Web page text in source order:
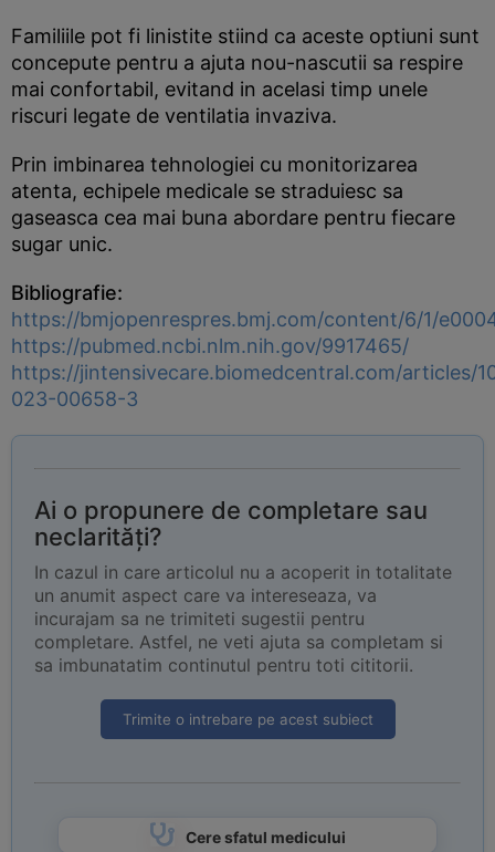
Familiile pot fi linistite stiind ca aceste optiuni sunt
concepute pentru a ajuta nou-nascutii sa respire
mai confortabil, evitand in acelasi timp unele
riscuri legate de ventilatia invaziva.
Prin imbinarea tehnologiei cu monitorizarea
atenta, echipele medicale se straduiesc sa
gaseasca cea mai buna abordare pentru fiecare
sugar unic.
Bibliografie:
https://bmjopenrespres.bmj.com/content/6/1/
https://pubmed.ncbi.nlm.nih.gov/9917465/
https://jintensivecare.biomedcentral.com/articles/
023-00658-3
Ai o propunere de completare sau
neclarități?
In cazul in care articolul nu a acoperit in totalitate
un anumit aspect care va intereseaza, va
incurajam sa ne trimiteti sugestii pentru
completare. Astfel, ne veti ajuta sa completam si
sa imbunatatim continutul pentru toti cititorii.
Trimite o intrebare pe acest subiect
Cere sfatul medicului